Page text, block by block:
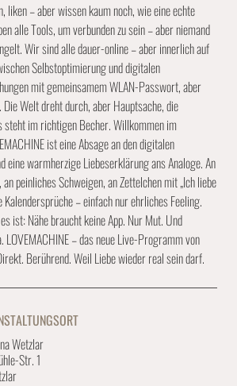
liken – aber wissen kaum noch, wie eine echte
alle Tools, um verbunden zu sein – aber niemand
Wir sind alle dauer-online – aber innerlich auf
Selbstoptimierung und digitalen
mit gemeinsamem WLAN-Passwort, aber
Welt dreht durch, aber Hauptsache, die
steht im richtigen Becher. Willkommen im
ist eine Absage an den digitalen
eine warmherzige Liebeserklärung ans Analoge. An
peinliches Schweigen, an Zettelchen mit „Ich liebe
Kalendersprüche – einfach nur ehrliches Feeling.
ist: Nähe braucht keine App. Nur Mut. Und
LOVEMACHINE – das neue Live-Programm von
Berührend. Weil Liebe wieder real sein darf.
Wetzlar
Str. 1